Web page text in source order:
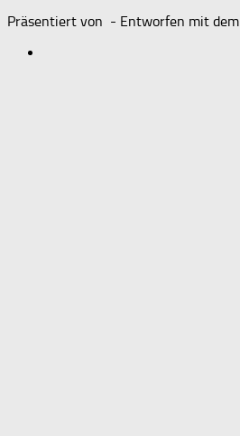
Präsentiert von - Entworfen mit dem